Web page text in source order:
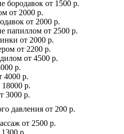
бородавок от 1500 р.
от 2000 р.
от 2000 р.
папиллом от 2500 р.
от 2000 р.
от 2200 р.
от 4500 р.
р.
4000 р.
18000 р.
3000 р.
давления от 200 р.
от 2500 р.
1300 р.